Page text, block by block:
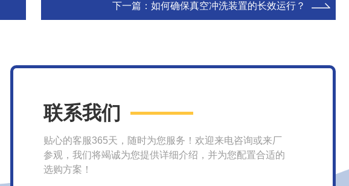
下一篇： 如何确保真空冲洗装置的长效运行？
联系我们
贴心的客服365天，随时为您服务！欢迎来电咨询或来厂
参观，我们将竭诚为您提供详细介绍，并为您配置合适的
选购方案！